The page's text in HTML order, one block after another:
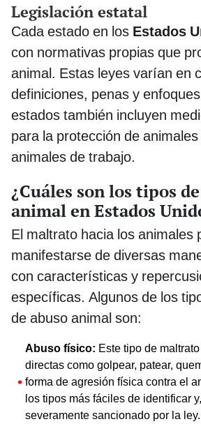
Legislación estatal
Cada estado en los Estados
con normativas propias que
animal. Estas leyes varían en
definiciones, penas y
estados también incluyen
para la protección de
animales de trabajo.
¿Cuáles son los tipos
animal en Estados
El maltrato hacia los animales
manifestarse de diversas
con características y
específicas. Algunos de los
de abuso animal son:
Abuso físico: Este tipo de
directas como golpear, patear,
forma de agresión física contra el
los tipos más fáciles de identificar
severamente sancionado por la ley.